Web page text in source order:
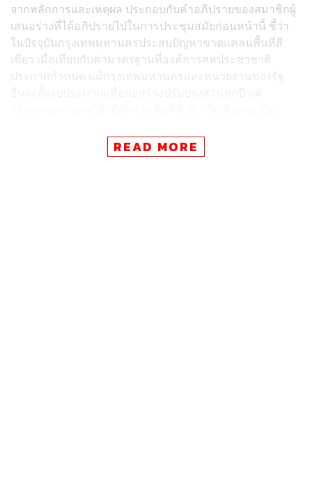
จากหลักการและเหตุผล ประกอบกับคำอภิปรายของสมาชิกผู้
เสนอร่างที่ได้อภิปรายไปในการประชุมสมัยก่อนหน้านี้ ชี้ว่า
ในปัจจุบันกรุงเทพมหานครประสบปัญหาขาดแคลนพื้นที่สี
เขียว เมื่อเทียบกับค่ามาตรฐานที่องค์การสหประชาชาติ
ประกาศกำหนด แม้กรุงเทพมหานครและหน่วยงานของรัฐ
READ MORE